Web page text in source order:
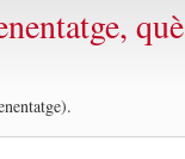
què